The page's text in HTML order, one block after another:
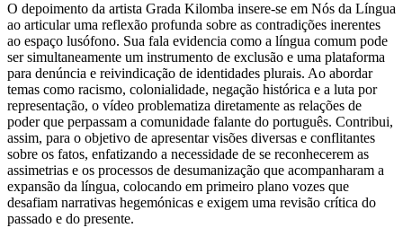
O depoimento da artista Grada Kilomba insere-se em Nós da Língua
ao articular uma reflexão profunda sobre as contradições inerentes
ao espaço lusófono. Sua fala evidencia como a língua comum pode
ser simultaneamente um instrumento de exclusão e uma plataforma
para denúncia e reivindicação de identidades plurais. Ao abordar
temas como racismo, colonialidade, negação histórica e a luta por
representação, o vídeo problematiza diretamente as relações de
poder que perpassam a comunidade falante do português. Contribui,
assim, para o objetivo de apresentar visões diversas e conflitantes
sobre os fatos, enfatizando a necessidade de se reconhecerem as
assimetrias e os processos de desumanização que acompanharam a
expansão da língua, colocando em primeiro plano vozes que
desafiam narrativas hegemónicas e exigem uma revisão crítica do
passado e do presente.